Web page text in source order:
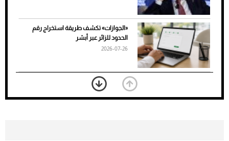
7 نصائح لاختيار لون البنطلون المناسب للقميص
الأسود
«الجوازات» تكشف طريقة استخراج رقم
الحدود للزائر عبر أبشر
2026-07-26
بعد 7 أشهر من تعرضه لحادث مروع.. جوشوا
يفوز على برينغا بـ"الضربة القاضية" (فيديو)